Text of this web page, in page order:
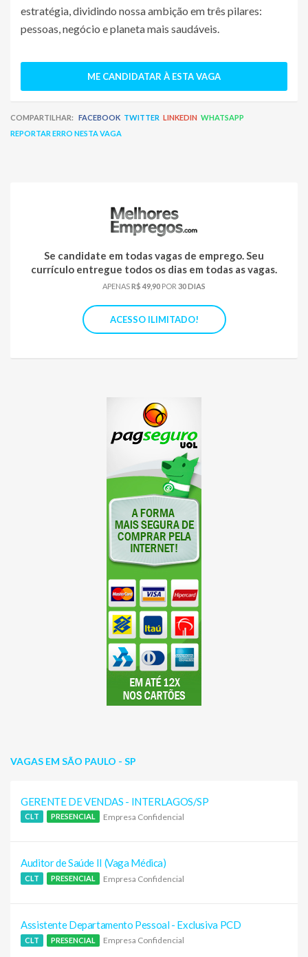
estratégia, dividindo nossa ambição em três pilares:
pessoas, negócio e planeta mais saudáveis.
ME CANDIDATAR À ESTA VAGA
COMPARTILHAR: FACEBOOK TWITTER LINKEDIN WHATSAPP
REPORTAR ERRO NESTA VAGA
Se candidate em todas vagas de emprego. Seu
currículo entregue todos os dias em todas as vagas.
APENASR$ 49,90 POR 30 DIAS
ACESSO ILIMITADO!
VAGAS EM SÃO PAULO - SP
GERENTE DE VENDAS - INTERLAGOS/SP
CLT PRESENCIAL Empresa Confidencial
Auditor de Saúde II (Vaga Médica)
CLT PRESENCIAL Empresa Confidencial
Assistente Departamento Pessoal - Exclusiva PCD
CLT PRESENCIAL Empresa Confidencial